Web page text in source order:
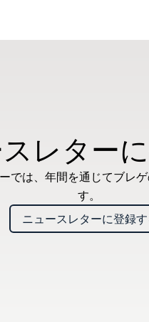
レター
では、年間を通じてブレ
す。
ニュースレターに登録